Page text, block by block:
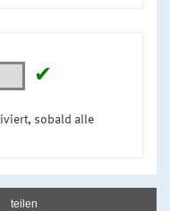
✔
sobald alle
teilen